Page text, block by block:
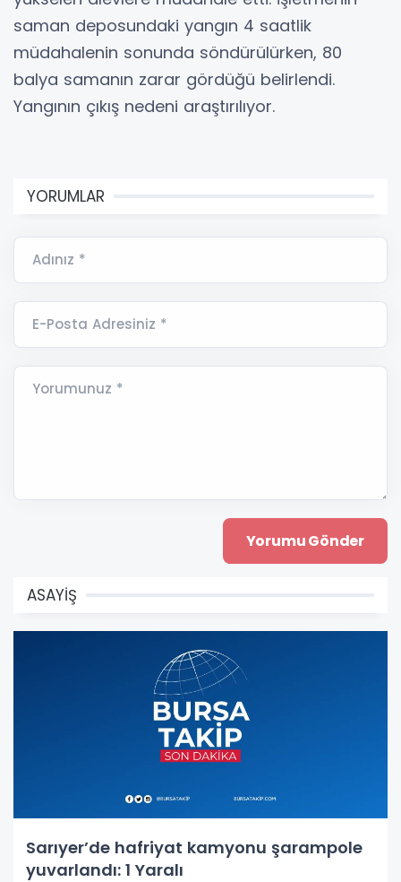
saman deposundaki yangın 4 saatlik
müdahalenin sonunda söndürülürken, 80
balya samanın zarar gördüğü belirlendi.
Yangının çıkış nedeni araştırılıyor.
YORUMLAR
Adınız *
E-Posta Adresiniz *
Yorumunuz *
ASAYİŞ
Sarıyer’de hafriyat kamyonu şarampole
yuvarlandı: 1 Yaralı